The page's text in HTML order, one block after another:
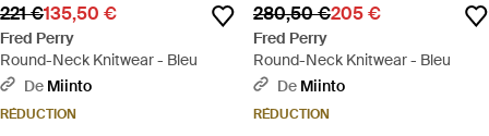
221 €135,50 €
Fred Perry
Round-Neck Knitwear - Bleu
De Miinto
RÉDUCTION
280,50 €205 €
Fred Perry
Round-Neck Knitwear - Bleu
De Miinto
RÉDUCTION